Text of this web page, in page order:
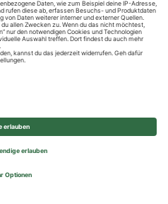
Einstellungen
- All rights reserved